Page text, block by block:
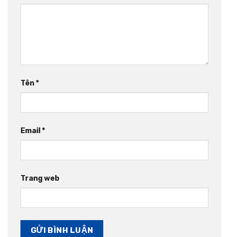
Tên*
Email *
Trang web